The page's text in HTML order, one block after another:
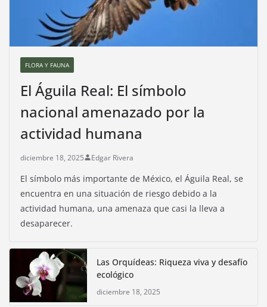
FLORA Y FAUNA
El Águila Real: El símbolo
nacional amenazado por la
actividad humana
diciembre 18, 2025 Edgar Rivera
El símbolo más importante de México, el Águila Real, se
encuentra en una situación de riesgo debido a la
actividad humana, una amenaza que casi la lleva a
desaparecer.
Las Orquídeas: Riqueza viva y desafío
ecológico
diciembre 18, 2025